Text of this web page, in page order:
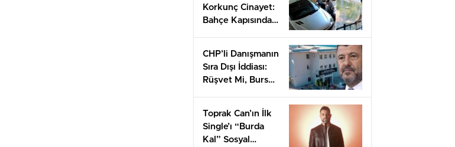
Korkunç Cinayet:
Bahçe Kapısından
CHP’li Danışmanın
Sıra Dışı İddiası:
Rüşvet Mi, Burs
Toprak Can’ın İlk
Single’ı “Burda
Kal” Sosyal